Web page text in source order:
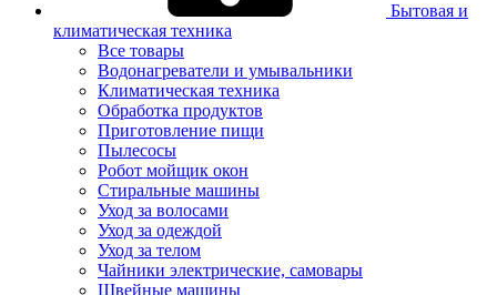
Бытовая и
климатическая техника
Все товары
Водонагреватели и умывальники
Климатическая техника
Обработка продуктов
Приготовление пищи
Пылесосы
Робот мойщик окон
Стиральные машины
Уход за волосами
Уход за одеждой
Уход за телом
Чайники электрические, самовары
Швейные машины